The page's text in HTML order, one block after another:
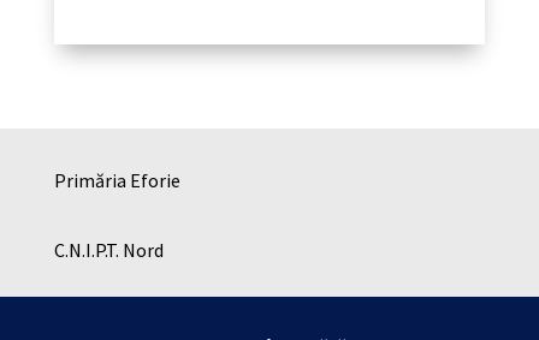
Primăria Eforie
C.N.I.P.T. Nord